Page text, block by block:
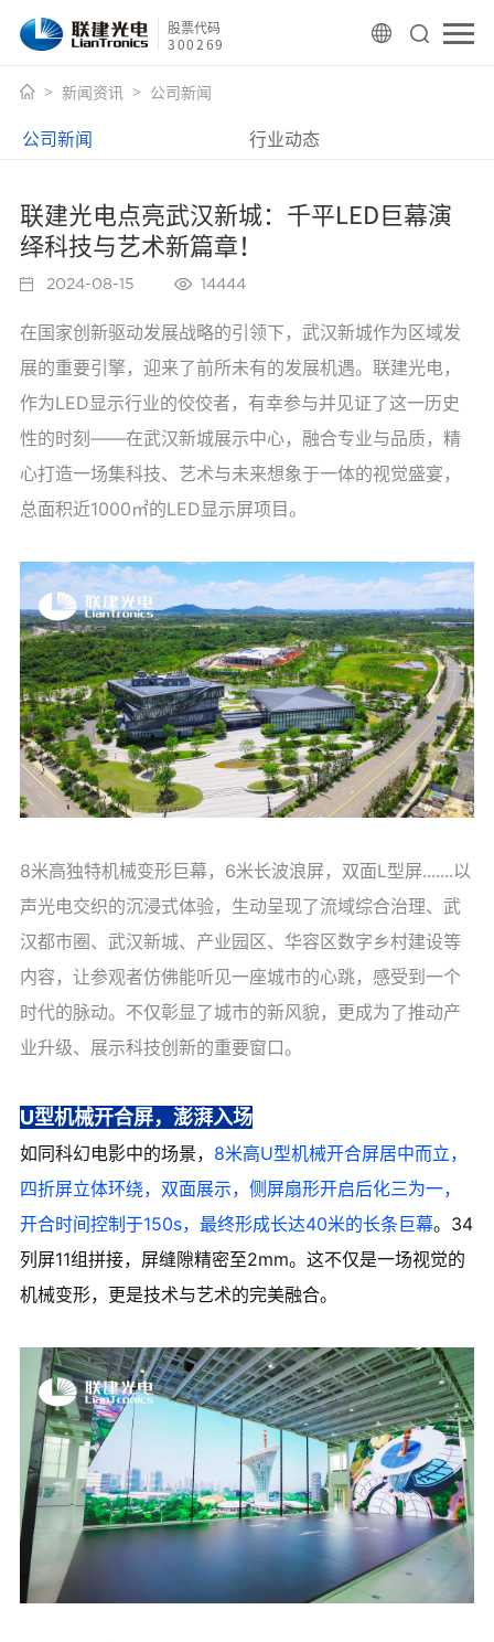
股票代码
300269
新闻资讯 公司新闻
公司新闻 行业动态
联建光电点亮武汉新城：千平LED巨幕演
绎科技与艺术新篇章！
2024-08-15 14444
在国家创新驱动发展战略的引领下，武汉新城作为区域发
展的重要引擎，迎来了前所未有的发展机遇。联建光电，
作为LED显示行业的佼佼者，有幸参与并见证了这一历史
性的时刻——在武汉新城展示中心，融合专业与品质，精
心打造一场集科技、艺术与未来想象于一体的视觉盛宴，
总面积近1000㎡的LED显示屏项目。
8米高独特机械变形巨幕，6米长波浪屏，双面L型屏.......以
声光电交织的沉浸式体验， 生动呈现了流域综合治理、武
汉都市圈、武汉新城、产业园区、华容区数字乡村建设等
内容，让参观者仿佛能听见一座城市的心跳，感受到一个
时代的脉动。不仅彰显了城市的新风貌，更成为了推动产
业升级、展示科技创新的重要窗口。
U型机械开合屏，澎湃入场
如同科幻电影中的场景， 8米高U型机械开合屏居中而立，
四折屏立体环绕，双面展示，侧屏扇形开启后化三为一，
开合时间控制于150s，最终形成长达40米的长条巨幕。34
列屏11组拼接，屏缝隙精密至2mm。这不仅是一场视觉的
机械变形，更是技术与艺术的完美融合。